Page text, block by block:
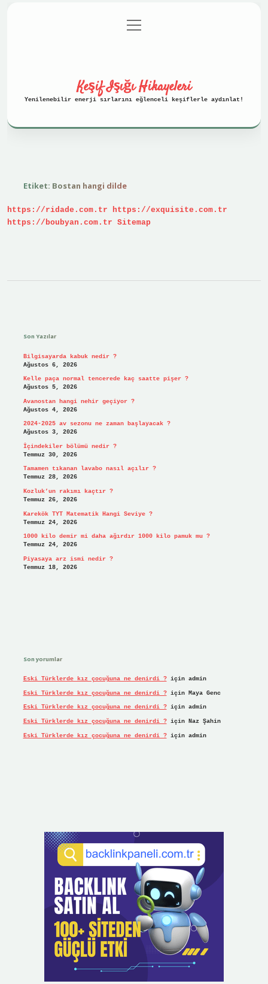
Gizlilik Politikası
menüyü
aç
Keşif Işığı Hikayeleri
Yenilenebilir enerji sırlarını eğlenceli keşiflerle aydınlat!
Etiket: Bostan hangi dilde
https://ridade.com.tr
https://exquisite.com.tr
https://boubyan.com.tr Sitemap
Son Yazılar
Bilgisayarda kabuk nedir ?
Ağustos 6, 2026
Kelle paça normal tencerede kaç saatte pişer ?
Ağustos 5, 2026
Avanostan hangi nehir geçiyor ?
Ağustos 4, 2026
2024-2025 av sezonu ne zaman başlayacak ?
Ağustos 3, 2026
İçindekiler bölümü nedir ?
Temmuz 30, 2026
Tamamen tıkanan lavabo nasıl açılır ?
Temmuz 28, 2026
Kozluk’un rakımı kaçtır ?
Temmuz 26, 2026
Karekök TYT Matematik Hangi Seviye ?
Temmuz 24, 2026
1000 kilo demir mi daha ağırdır 1000 kilo pamuk mu ?
Temmuz 24, 2026
Piyasaya arz ismi nedir ?
Temmuz 18, 2026
Son yorumlar
Eski Türklerde kız çocuğuna ne denirdi ?için admin
Eski Türklerde kız çocuğuna ne denirdi ?için Maya Genc
Eski Türklerde kız çocuğuna ne denirdi ?için admin
Eski Türklerde kız çocuğuna ne denirdi ?için Naz Şahin
Eski Türklerde kız çocuğuna ne denirdi ?için admin